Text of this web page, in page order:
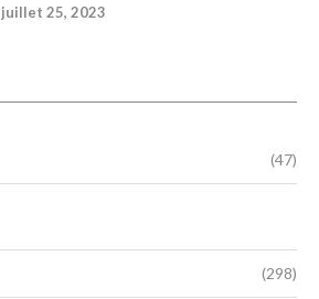
juillet 25, 2023
(47)
(298)